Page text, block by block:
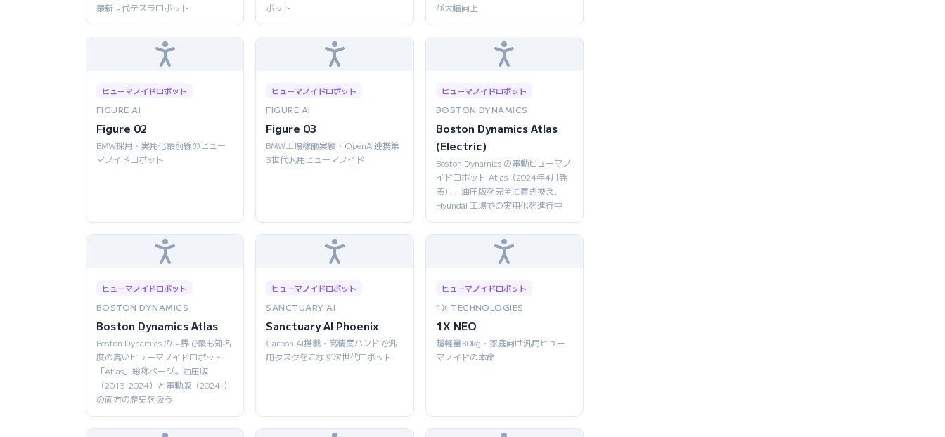
最新世代テスラロボット
ボット
が大幅向上
ヒューマノイドロボット
FIGURE AI
Figure 02
BMW採用・実用化最前線のヒュー
マノイドロボット
ヒューマノイドロボット
FIGURE AI
Figure 03
BMW工場稼働実績・OpenAI連携第
3世代汎用ヒューマノイド
ヒューマノイドロボット
BOSTON DYNAMICS
Boston Dynamics Atlas
(Electric)
Boston Dynamics の電動ヒューマノ
イドロボット Atlas（2024年4月発
表）。油圧版を完全に置き換え、
Hyundai 工場での実用化を進行中
ヒューマノイドロボット
BOSTON DYNAMICS
Boston Dynamics Atlas
Boston Dynamics の世界で最も知名
度の高いヒューマノイドロボット
「Atlas」総称ページ。油圧版
（2013-2024）と電動版（2024-）
の両方の歴史を扱う
ヒューマノイドロボット
SANCTUARY AI
Sanctuary AI Phoenix
Carbon AI搭載・高精度ハンドで汎
用タスクをこなす次世代ロボット
ヒューマノイドロボット
1X TECHNOLOGIES
1X NEO
超軽量30kg・家庭向け汎用ヒュー
マノイドの本命